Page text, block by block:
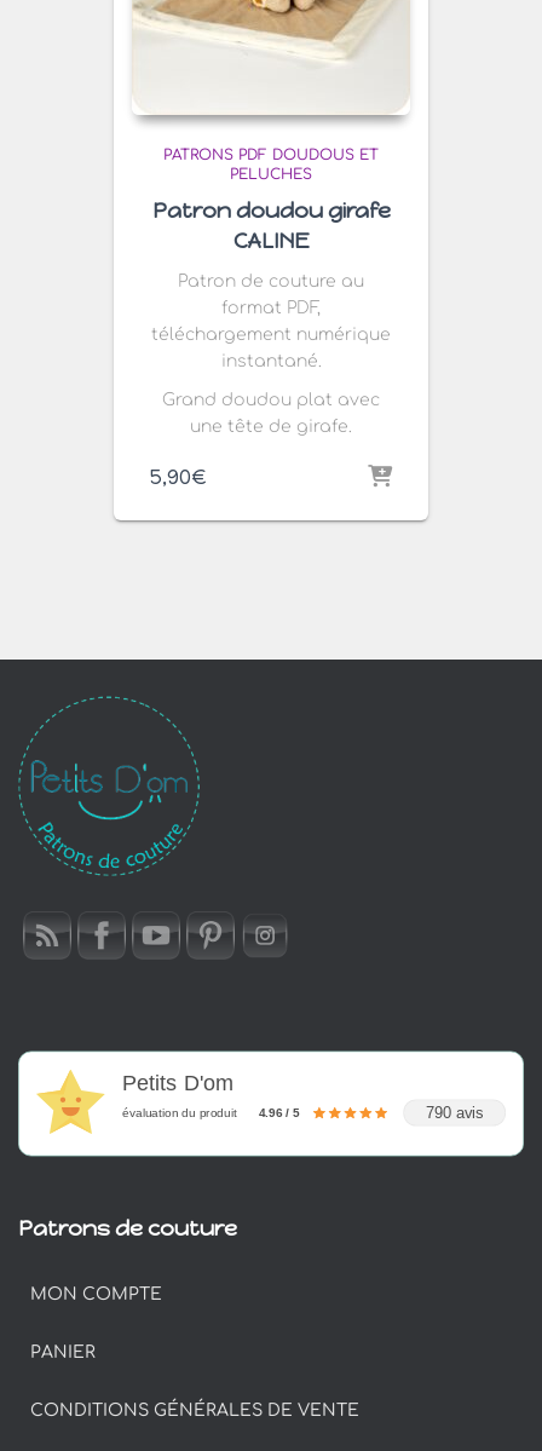
PATRONS PDF DOUDOUS ET
PELUCHES
Patron doudou girafe
CALINE
Patron de couture au
format PDF,
téléchargement numérique
instantané.
Grand doudou plat avec
une tête de girafe.
5,90€
Petits D'om
évaluation du produit 4.96 / 5 790 avis
Patrons de couture
MON COMPTE
PANIER
CONDITIONS GÉNÉRALES DE VENTE